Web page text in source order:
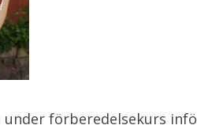
förberedelsekurs